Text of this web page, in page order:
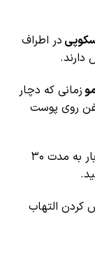
در اطراف
دارند.
زمانی که دچار
روی پوست
۳ بار در هفته و هر بار به مدت ۳۰
کردن التهاب